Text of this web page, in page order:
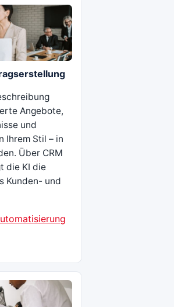
Angebote,
und
Ihrem Stil – in
Über CRM
die KI die
Kunden- und